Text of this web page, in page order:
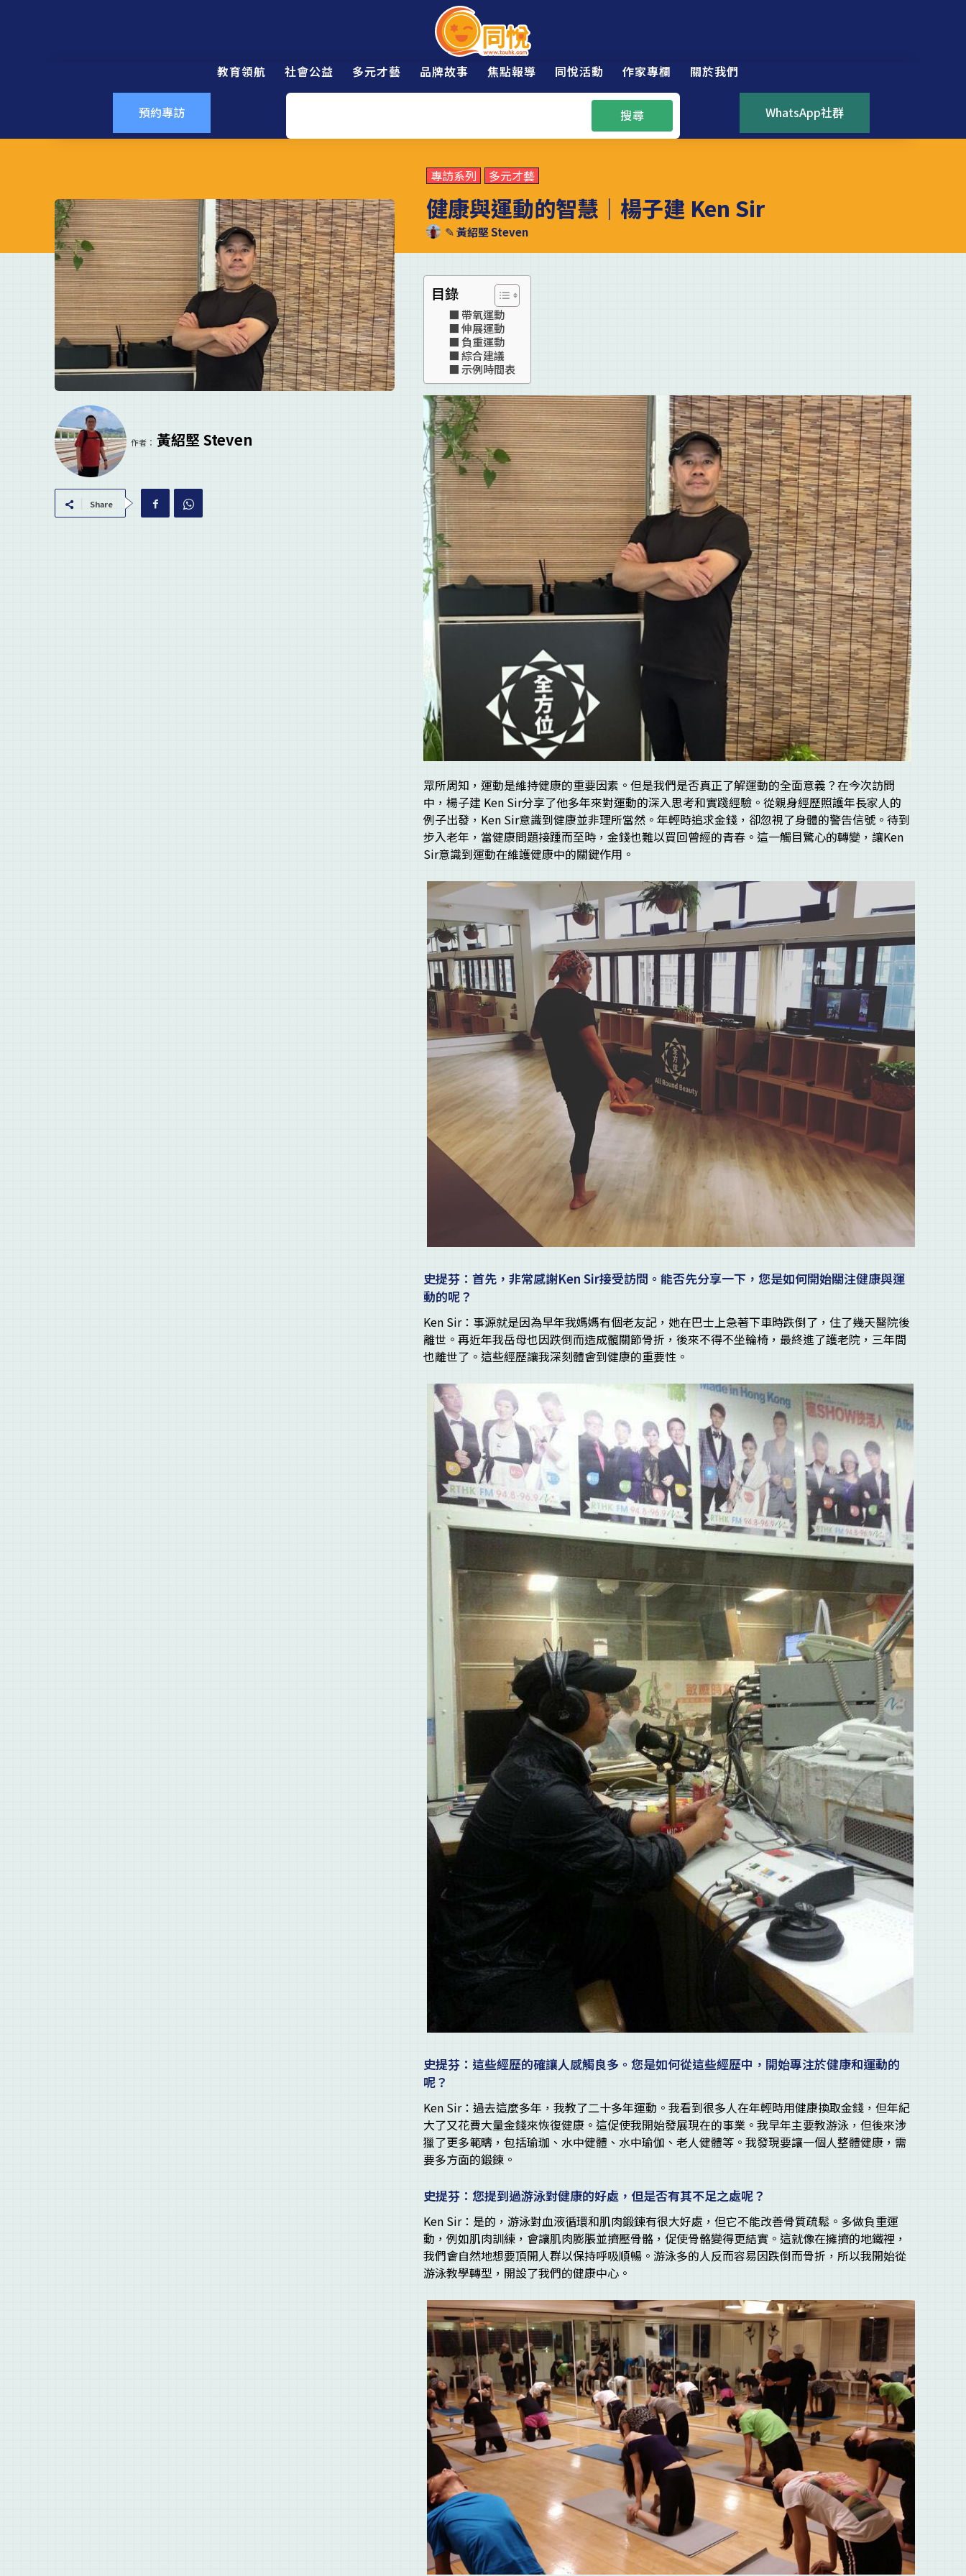
教育領航 社會公益 多元才藝 品牌故事 焦點報導 同悅活動 作家專欄 關於我們
預約專訪 搜尋 WhatsApp社群
專訪系列 多元才藝
健康與運動的智慧｜楊子建 Ken Sir
✎黃紹堅 Steven
作者： 黃紹堅 Steven
Share
目錄
帶氧運動
伸展運動
負重運動
綜合建議
示例時間表
眾所周知，運動是維持健康的重要因素。但是我們是否真正了解運動的全面意義？在今次訪問
中，楊子建 Ken Sir分享了他多年來對運動的深入思考和實踐經驗。從親身經歷照護年長家人的
例子出發，Ken Sir意識到健康並非理所當然。年輕時追求金錢，卻忽視了身體的警告信號。待到
步入老年，當健康問題接踵而至時，金錢也難以買回曾經的青春。這一觸目驚心的轉變，讓Ken
Sir意識到運動在維護健康中的關鍵作用。
史提芬：首先，非常感謝Ken Sir接受訪問。能否先分享一下，您是如何開始關注健康與運
動的呢？
Ken Sir：事源就是因為早年我媽媽有個老友記，她在巴士上急著下車時跌倒了，住了幾天醫院後
離世。再近年我岳母也因跌倒而造成髖關節骨折，後來不得不坐輪椅，最終進了護老院，三年間
也離世了。這些經歷讓我深刻體會到健康的重要性。
史提芬：這些經歷的確讓人感觸良多。您是如何從這些經歷中，開始專注於健康和運動的
呢？
Ken Sir：過去這麼多年，我教了二十多年運動。我看到很多人在年輕時用健康換取金錢，但年紀
大了又花費大量金錢來恢復健康。這促使我開始發展現在的事業。我早年主要教游泳，但後來涉
獵了更多範疇，包括瑜珈、水中健體、水中瑜伽、老人健體等。我發現要讓一個人整體健康，需
要多方面的鍛鍊。
史提芬：您提到過游泳對健康的好處，但是否有其不足之處呢？
Ken Sir：是的，游泳對血液循環和肌肉鍛鍊有很大好處，但它不能改善骨質疏鬆。多做負重運
動，例如肌肉訓練，會讓肌肉膨脹並擠壓骨骼，促使骨骼變得更結實。這就像在擁擠的地鐵裡，
我們會自然地想要頂開人群以保持呼吸順暢。游泳多的人反而容易因跌倒而骨折，所以我開始從
游泳教學轉型，開設了我們的健康中心。